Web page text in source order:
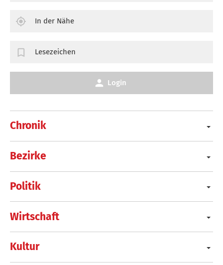
Chronik
Bezirke
Politik
Wirtschaft
Kultur
In der Nähe
Lesezeichen
Login